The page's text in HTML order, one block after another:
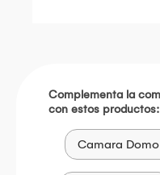
Complementa la
con estos productos:
Camara Domo